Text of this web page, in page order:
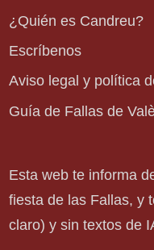
¿Quién es Candreu?
Escríbenos
Aviso legal y política
Guía de Fallas de
Esta web te informa
fiesta de las Fallas, y
claro) y sin textos de